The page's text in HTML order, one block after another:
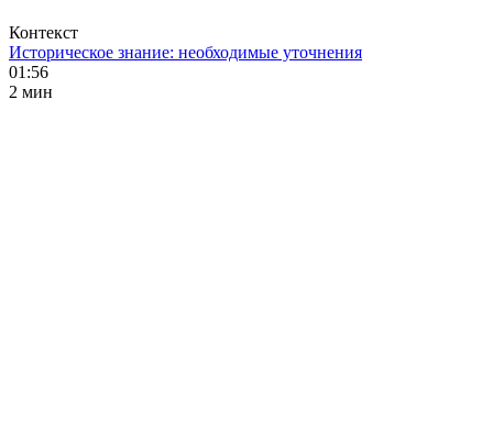
Контекст
Историческое знание: необходимые уточнения
01:56
2 мин